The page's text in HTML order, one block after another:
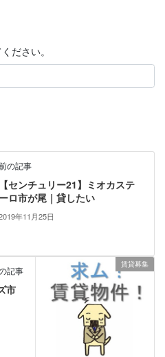
ださい。
の記事
【センチュリー21】ミオカステ
ーロ市が尾｜貸したい
年11月25日
賃貸募集
記事
市